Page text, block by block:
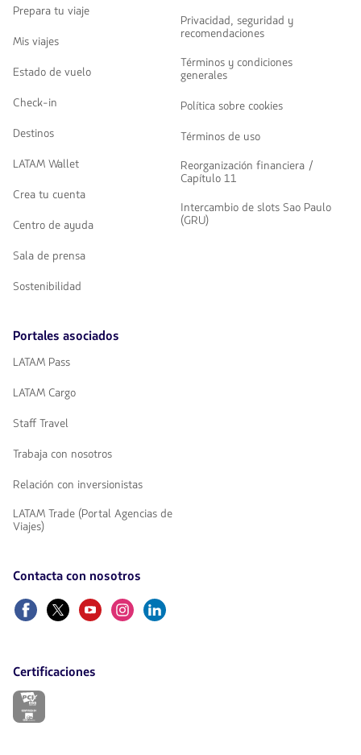
Prepara tu viaje
Mis viajes
Estado de vuelo
Check-in
Destinos
LATAM Wallet
Crea tu cuenta
Centro de ayuda
Sala de prensa
Sostenibilidad
Privacidad, seguridad y
recomendaciones
Términos y condiciones
generales
Política sobre cookies
Términos de uso
Reorganización financiera /
Capítulo 11
Intercambio de slots Sao Paulo
(GRU)
Portales asociados
LATAM Pass
LATAM Cargo
Staff Travel
Trabaja con nosotros
Relación con inversionistas
LATAM Trade (Portal Agencias de
Viajes)
Contacta con nosotros
FacebookTwitterYoutubeInstagram
Linkedin
Certificaciones
El